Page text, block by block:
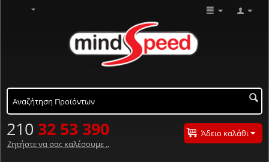
210 32 53 390
Ζητήστε να σας καλέσουμε ..
Άδειο καλάθι